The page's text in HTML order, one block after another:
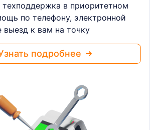
техподдержка в приоритетном
по телефону, электронной
выезд к вам на точку
подробнее